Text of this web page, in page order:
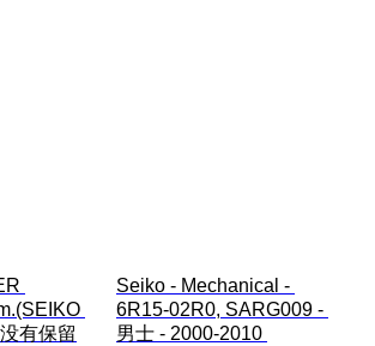
有保留
Seiko - Mechanical -
6R15-02R0, SARG009 -
男士 - 2000-2010